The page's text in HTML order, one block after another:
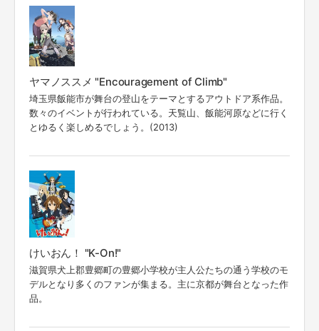
ヤマノススメ "Encouragement of Climb"
埼玉県飯能市が舞台の登山をテーマとするアウトドア系作品。
数々のイベントが行われている。天覧山、飯能河原などに行く
とゆるく楽しめるでしょう。(2013)
けいおん！ "K-On!"
滋賀県犬上郡豊郷町の豊郷小学校が主人公たちの通う学校のモ
デルとなり多くのファンが集まる。主に京都が舞台となった作
品。